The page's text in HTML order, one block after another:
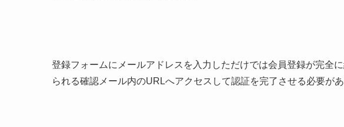
登録フォームにメールアドレスを入力しただけでは会員登録が完全
られる確認メール内のURLへアクセスして認証を完了させる必要があ